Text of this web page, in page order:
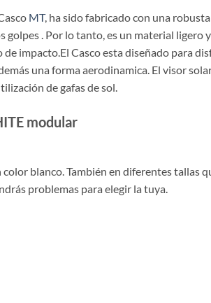
MT, ha sido fabricado con una
. Por lo tanto, es un material ligero
impacto.El Casco esta diseñado para
una forma aerodinamica. El visor
de gafas de sol.
modular
blanco. También en diferentes tallas
problemas para elegir la tuya.